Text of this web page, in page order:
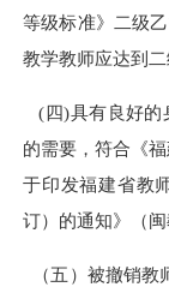
等级标准》二级
教学教师应达到二
(四)具有良好的
的需要，符合《
于印发福建省教
订）的通知》
（
（五）被撤销教